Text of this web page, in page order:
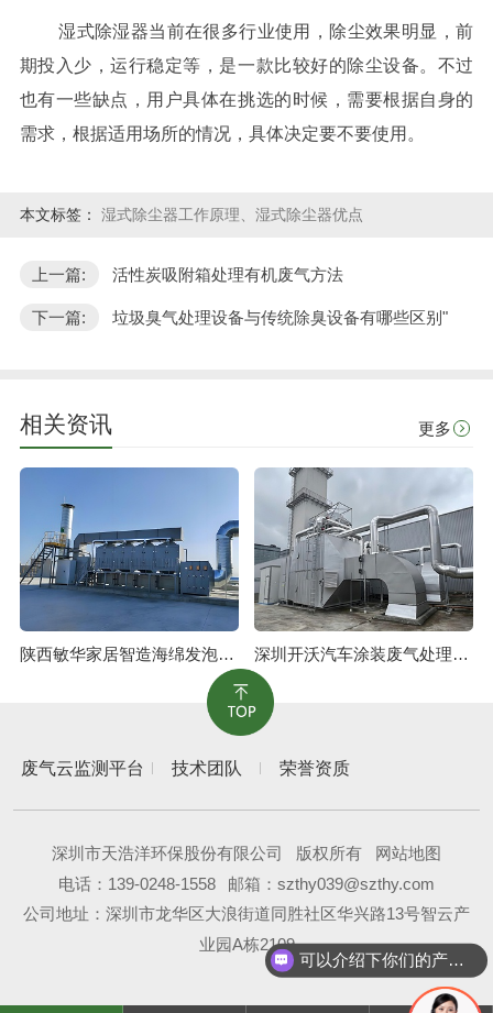
湿式除湿器当前在很多行业使用，除尘效果明显，前
期投入少，运行稳定等，是一款比较好的除尘设备。不过
也有一些缺点，用户具体在挑选的时候，需要根据自身的
需求，根据适用场所的情况，具体决定要不要使用。
本文标签： 湿式除尘器工作原理、湿式除尘器优点
上一篇: 活性炭吸附箱处理有机废气方法
下一篇: 垃圾臭气处理设备与传统除臭设备有哪些区别"
相关资讯 更多
陕西敏华家居智造海绵发泡废气治理工程 深圳开沃汽车涂装废气处理工程
废气云监测平台 技术团队 荣誉资质
深圳市天浩洋环保股份有限公司 版权所有
网站地图
电话： 139-0248-1558
邮箱：szthy039@szthy.com
公司地址：深圳市龙华区大浪街道同胜社区华兴路13号智云产
业园A栋2109
可以介绍下你们的产品么？